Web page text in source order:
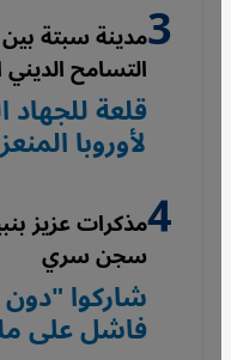
مدينة سبتة
التسامح
قلعة
لأوروبا
سجن سري
شاركوا
فاشل على